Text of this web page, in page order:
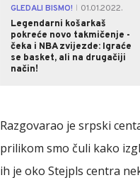
GLEDALI BISMO!
01.01.2022.
Legendarni košarkaš
pokreće novo takmičenje -
čeka i NBA zvijezde: Igraće
se basket, ali na drugačiji
način!
Razgovarao je srpski
prilikom smo čuli kako
ih je oko Stejpls centra